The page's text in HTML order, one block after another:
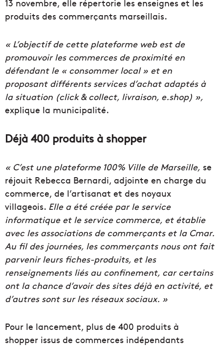
13 novembre, elle répertorie les enseignes et les
produits des commerçants marseillais.
« L’objectif de cette plateforme web est de
promouvoir les commerces de proximité en
défendant le « consommer local » et en
proposant différents services d’achat adaptés à
la situation (click & collect, livraison, e.shop) »,
explique la municipalité.
Déjà 400 produits à shopper
« C’est une plateforme 100% Ville de Marseille, se
réjouit Rebecca Bernardi, adjointe en charge du
commerce, de l’artisanat et des noyaux
villageois. Elle a été créée par le service
informatique et le service commerce, et établie
avec les associations de commerçants et la Cmar.
Au fil des journées, les commerçants nous ont fait
parvenir leurs fiches-produits, et les
renseignements liés au confinement, car certains
ont la chance d’avoir des sites déjà en activité, et
d’autres sont sur les réseaux sociaux. »
Pour le lancement, plus de 400 produits à
shopper issus de commerces indépendants